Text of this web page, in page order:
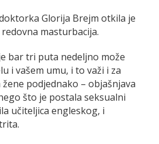
Glorija Brejm otkila je
masturbacija.
bar tri puta nedeljno može
i vašem umu, i to važi i za
podjednako – objašnjava
što je postala seksualni
učiteljica engleskog, i